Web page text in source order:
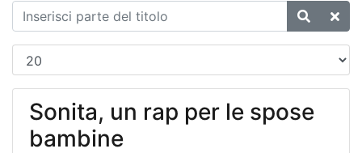
Sonita, un rap per le spose
bambine